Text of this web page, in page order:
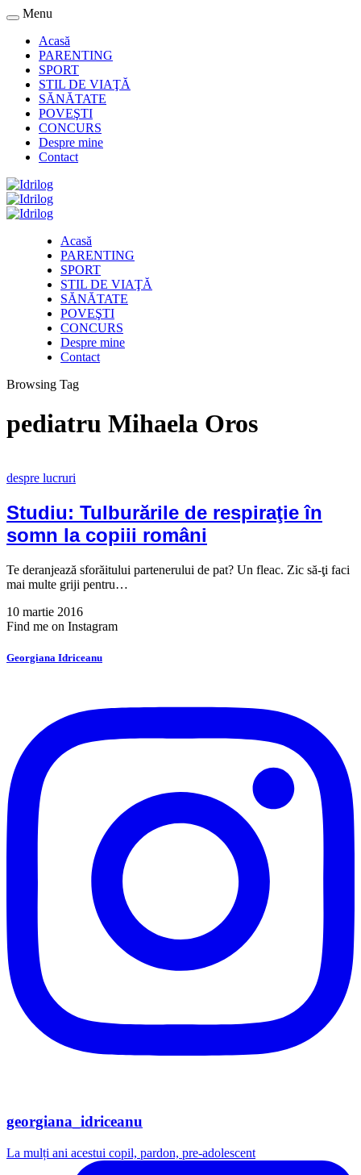
Menu
Acasă
PARENTING
SPORT
STIL DE VIAŢĂ
SĂNĂTATE
POVEŞTI
CONCURS
Despre mine
Contact
Acasă
PARENTING
SPORT
STIL DE VIAŢĂ
SĂNĂTATE
POVEŞTI
CONCURS
Despre mine
Contact
Browsing Tag
pediatru Mihaela Oros
despre lucruri
Studiu: Tulburările de respiraţie în
somn la copiii români
Te deranjează sforăitului partenerului de pat? Un fleac. Zic să-ţi faci
mai multe griji pentru…
10 martie 2016
Find me on Instagram
Georgiana Idriceanu
georgiana_idriceanu
La mulți ani acestui copil, pardon, pre-adolescent